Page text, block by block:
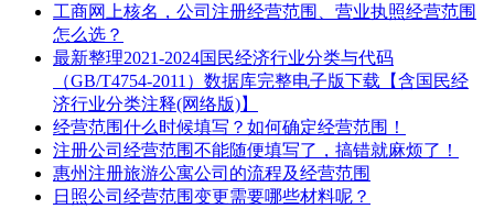
工商网上核名，公司注册经营范围、营业执照经营范围
怎么选？
最新整理2021-2024国民经济行业分类与代码
（GB/T4754-2011）数据库完整电子版下载【含国民经
济行业分类注释(网络版)】
经营范围什么时候填写？如何确定经营范围！
注册公司经营范围不能随便填写了，搞错就麻烦了！
惠州注册旅游公寓公司的流程及经营范围
日照公司经营范围变更需要哪些材料呢？